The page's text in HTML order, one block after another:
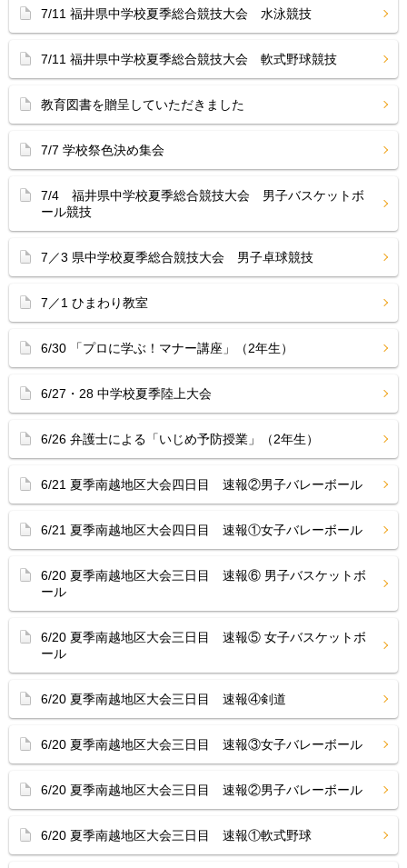
7/11 福井県中学校夏季総合競技大会 水泳競技
7/11 福井県中学校夏季総合競技大会 軟式野球競技
教育図書を贈呈していただきました
7/7 学校祭色決め集会
7/4 福井県中学校夏季総合競技大会 男子バスケットボ
ール競技
7／3 県中学校夏季総合競技大会 男子卓球競技
7／1 ひまわり教室
6/30 「プロに学ぶ！マナー講座」（2年生）
6/27・28 中学校夏季陸上大会
6/26 弁護士による「いじめ予防授業」（2年生）
6/21 夏季南越地区大会四日目 速報②男子バレーボール
6/21 夏季南越地区大会四日目 速報①女子バレーボール
6/20 夏季南越地区大会三日目 速報⑥ 男子バスケットボ
ール
6/20 夏季南越地区大会三日目 速報⑤ 女子バスケットボ
ール
6/20 夏季南越地区大会三日目 速報④剣道
6/20 夏季南越地区大会三日目 速報③女子バレーボール
6/20 夏季南越地区大会三日目 速報②男子バレーボール
6/20 夏季南越地区大会三日目 速報①軟式野球